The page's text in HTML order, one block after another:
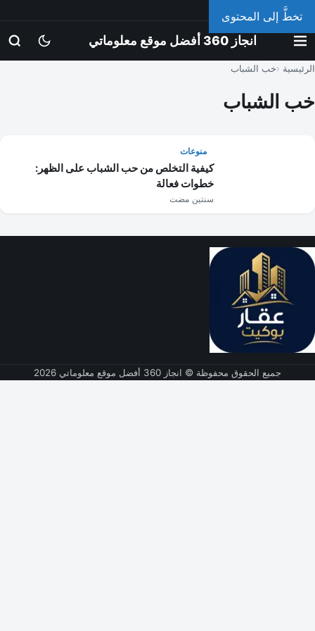
تخطَّ إلى المحتوى
انجاز 360 أفضل موقع معلوماتي
الرئيسية خب الشباب
خب الشباب
منوعات
كيفية التخلص من حب الشباب على الظهر:
خطوات فعالة
سنتين مضت
جميع الحقوق محفوظة © انجاز 360 أفضل موقع معلوماتي 2026